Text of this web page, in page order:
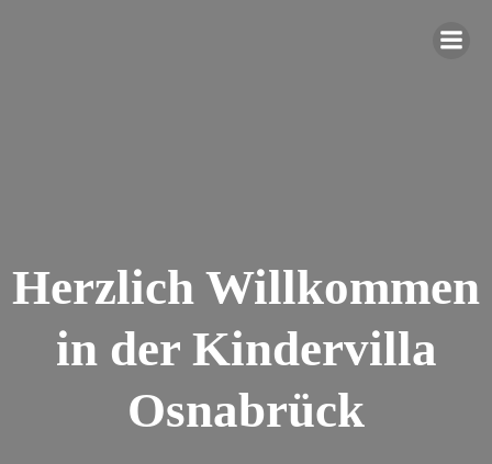
Herzlich Willkommen
in der Kindervilla
Osnabrück